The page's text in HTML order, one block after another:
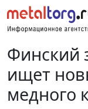
Финский
ищет
медного